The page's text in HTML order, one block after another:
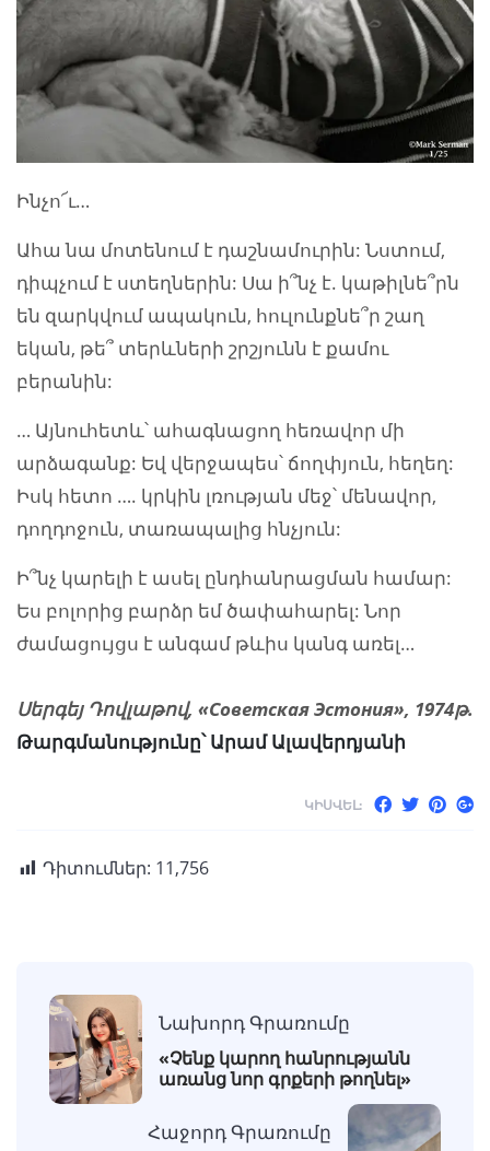
Ինչո՜ւ…
Ահա նա մոտենում է դաշնամուրին: Նստում,
դիպչում է ստեղներին: Սա ի՞նչ է. կաթիլնե՞րն
են զարկվում ապակուն, հուլունքնե՞ր շաղ
եկան, թե՞ տերևների շրշյունն է քամու
բերանին:
… Այնուհետև՝ ահագնացող հեռավոր մի
արձագանք: Եվ վերջապես՝ ճողփյուն, հեղեղ:
Իսկ հետո …. կրկին լռության մեջ՝ մենավոր,
դողդոջուն, տառապալից հնչյուն:
Ի՞նչ կարելի է ասել ընդհանրացման համար:
Ես բոլորից բարձր եմ ծափահարել: Նոր
ժամացույցս է անգամ թևիս կանգ առել…
Սերգեյ Դովլաթով, «Советская Эстония», 1974թ.
Թարգմանությունը՝ Արամ Ալավերդյանի
ԿԻՍՎԵԼ:
Դիտումներ: 11,756
Նախորդ Գրառումը
«Չենք կարող հանրությանն
առանց նոր գրքերի թողնել»
Հաջորդ Գրառումը